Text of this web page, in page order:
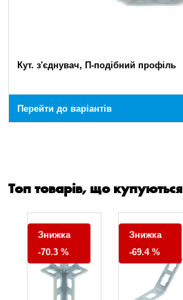
Кут. з'єднувач, П-подібний профіль
Перейти до варіантів
Топ товарів, що купуються
Знижка
-70.3 %
Знижка
-69.4 %